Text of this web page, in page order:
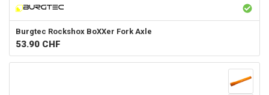
Burgtec Rockshox BoXXer Fork Axle
53.90 CHF